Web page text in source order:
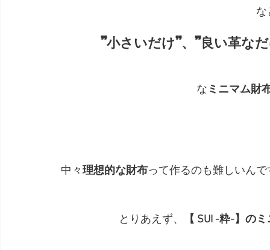
な
”小さいだけ”、”良い革な
な ミニマム財
中々理想的な財布って作るのも難しいんで
とりあえず、 【 SUI -粋-】の